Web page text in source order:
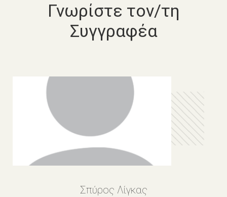
Γνωρίστε τον/τη
Συγγραφέα
Σπύρος Λίγκας